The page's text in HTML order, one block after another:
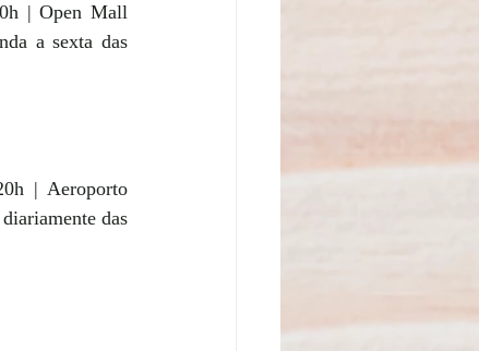
| Open Mall
a sexta das
| Aeroporto
das